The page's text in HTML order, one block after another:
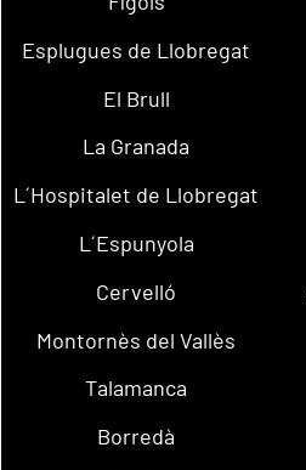
Esplugues de Llobregat
El Brull
La Granada
L´Hospitalet de Llobregat
L´Espunyola
Cervelló
Montornès del Vallès
Talamanca
Borredà